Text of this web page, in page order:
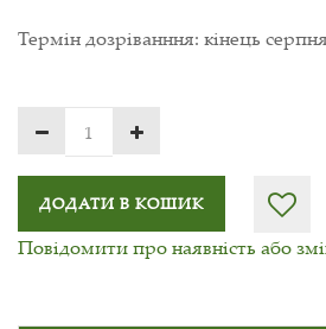
Термін дозріванння: кінець
ДОДАТИ В КОШИК
Повідомити про наявність або